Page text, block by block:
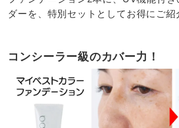
ダーを、特別セットとしてお得にご紹
コンシーラー級のカバー力！